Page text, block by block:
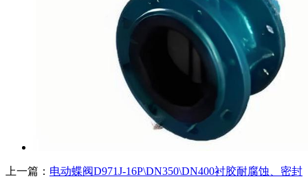
上一篇： 电动蝶阀D971J-16P\DN350\DN400衬胶耐腐蚀、密封